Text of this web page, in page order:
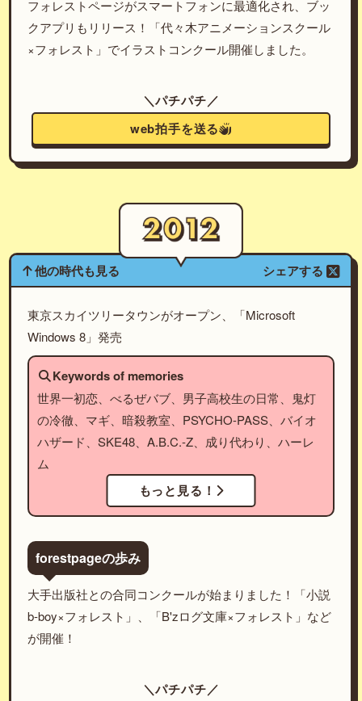
フォレストページがスマートフォンに最適化され、ブッ
クアプリもリリース！「代々木アニメーションスクール
×フォレスト」でイラストコンクール開催しました。
＼パチパチ／
web拍手を送る
他の時代も見る シェアする
東京スカイツリータウンがオープン、「Microsoft
Windows 8」発売
Keywords of memories
世界一初恋、べるぜバブ、男子高校生の日常、鬼灯
の冷徹、マギ、暗殺教室、PSYCHO-PASS、バイオ
ハザード、SKE48、A.B.C.-Z、成り代わり、ハーレ
ム
もっと見る！
forestpageの歩み
大手出版社との合同コンクールが始まりました！「小説
b-boy×フォレスト」、「B'zログ文庫×フォレスト」など
が開催！
＼パチパチ／